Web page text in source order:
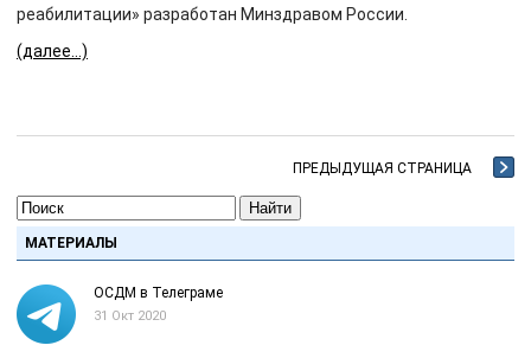
реабилитации» разработан Минздравом России.
(далее…)
ПРЕДЫДУЩАЯ СТРАНИЦА
Найти
МАТЕРИАЛЫ
ОСДМ в Телеграме
31 Окт 2020